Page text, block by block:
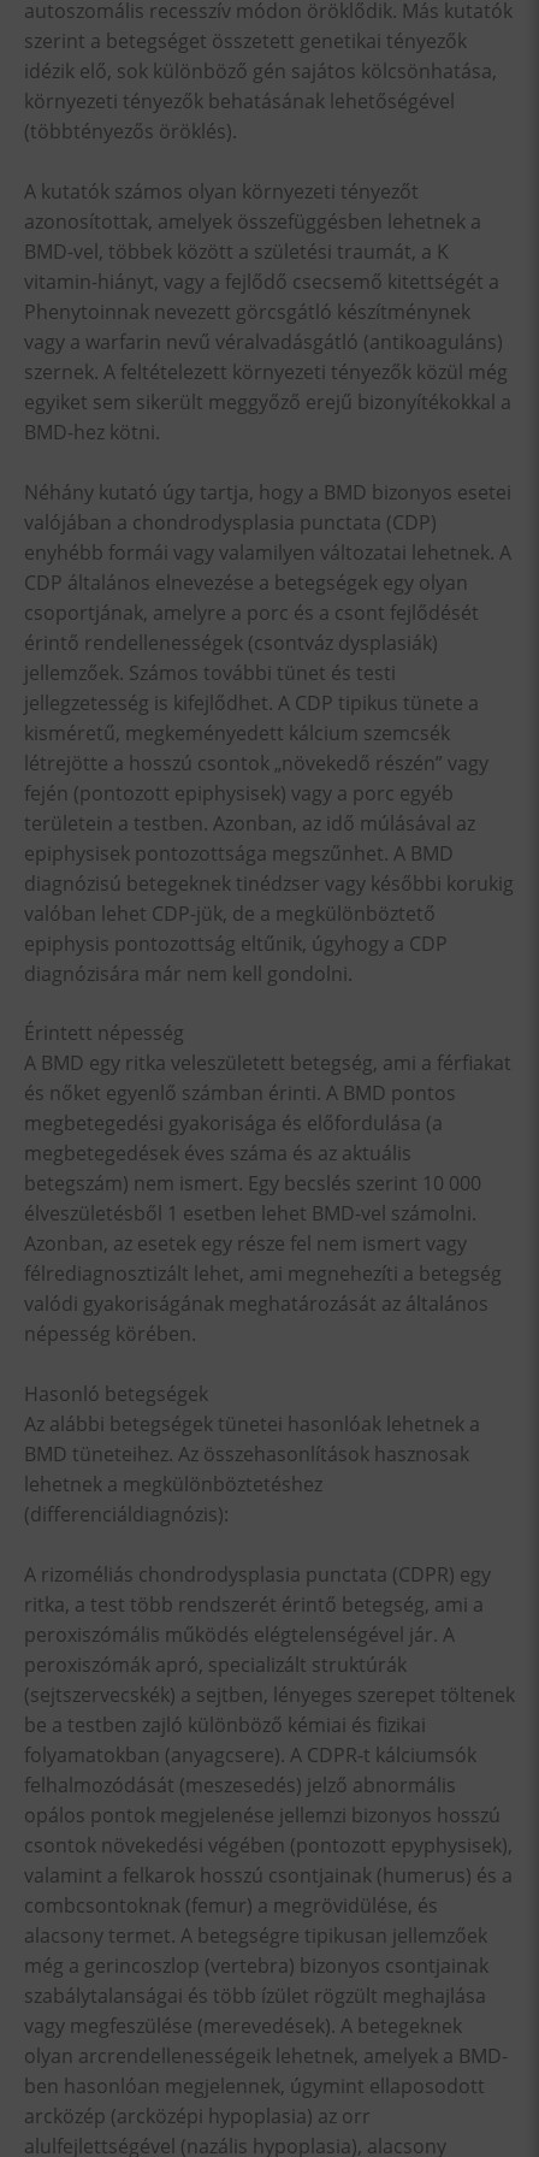
autoszomális recesszív módon öröklődik. Más kutatók
szerint a betegséget összetett genetikai tényezők
idézik elő, sok különböző gén sajátos kölcsönhatása,
környezeti tényezők behatásának lehetőségével
(többtényezős öröklés).
A kutatók számos olyan környezeti tényezőt
azonosítottak, amelyek összefüggésben lehetnek a
BMD-vel, többek között a születési traumát, a K
vitamin-hiányt, vagy a fejlődő csecsemő kitettségét a
Phenytoinnak nevezett görcsgátló készítménynek
vagy a warfarin nevű véralvadásgátló (antikoaguláns)
szernek. A feltételezett környezeti tényezők közül még
egyiket sem sikerült meggyőző erejű bizonyítékokkal a
BMD-hez kötni.
Néhány kutató úgy tartja, hogy a BMD bizonyos esetei
valójában a chondrodysplasia punctata (CDP)
enyhébb formái vagy valamilyen változatai lehetnek. A
CDP általános elnevezése a betegségek egy olyan
csoportjának, amelyre a porc és a csont fejlődését
érintő rendellenességek (csontváz dysplasiák)
jellemzőek. Számos további tünet és testi
jellegzetesség is kifejlődhet. A CDP tipikus tünete a
kisméretű, megkeményedett kálcium szemcsék
létrejötte a hosszú csontok „növekedő részén” vagy
fején (pontozott epiphysisek) vagy a porc egyéb
területein a testben. Azonban, az idő múlásával az
epiphysisek pontozottsága megszűnhet. A BMD
diagnózisú betegeknek tinédzser vagy későbbi korukig
valóban lehet CDP-jük, de a megkülönböztető
epiphysis pontozottság eltűnik, úgyhogy a CDP
diagnózisára már nem kell gondolni.
Érintett népesség
A BMD egy ritka veleszületett betegség, ami a férfiakat
és nőket egyenlő számban érinti. A BMD pontos
megbetegedési gyakorisága és előfordulása (a
megbetegedések éves száma és az aktuális
betegszám) nem ismert. Egy becslés szerint 10 000
élveszületésből 1 esetben lehet BMD-vel számolni.
Azonban, az esetek egy része fel nem ismert vagy
félrediagnosztizált lehet, ami megnehezíti a betegség
valódi gyakoriságának meghatározását az általános
népesség körében.
Hasonló betegségek
Az alábbi betegségek tünetei hasonlóak lehetnek a
BMD tüneteihez. Az összehasonlítások hasznosak
lehetnek a megkülönböztetéshez
(differenciáldiagnózis):
A rizoméliás chondrodysplasia punctata (CDPR) egy
ritka, a test több rendszerét érintő betegség, ami a
peroxiszómális működés elégtelenségével jár. A
peroxiszómák apró, specializált struktúrák
(sejtszervecskék) a sejtben, lényeges szerepet töltenek
be a testben zajló különböző kémiai és fizikai
folyamatokban (anyagcsere). A CDPR-t kálciumsók
felhalmozódását (meszesedés) jelző abnormális
opálos pontok megjelenése jellemzi bizonyos hosszú
csontok növekedési végében (pontozott epyphysisek),
valamint a felkarok hosszú csontjainak (humerus) és a
combcsontoknak (femur) a megrövidülése, és
alacsony termet. A betegségre tipikusan jellemzőek
még a gerincoszlop (vertebra) bizonyos csontjainak
szabálytalanságai és több ízület rögzült meghajlása
vagy megfeszülése (merevedések). A betegeknek
olyan arcrendellenességeik lehetnek, amelyek a BMD-
ben hasonlóan megjelennek, úgymint ellaposodott
arcközép (arcközépi hypoplasia) az orr
alulfejlettségével (nazális hypoplasia), alacsony